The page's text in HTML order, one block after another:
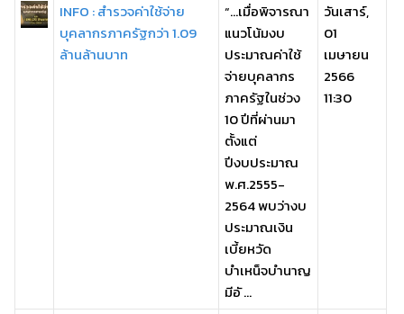
INFO : สำรวจค่าใช้จ่าย
บุคลากรภาครัฐกว่า 1.09
ล้านล้านบาท
“…เมื่อพิจารณา
แนวโน้มงบ
ประมาณค่าใช้
จ่ายบุคลากร
ภาครัฐในช่วง
10 ปีที่ผ่านมา
ตั้งแต่
ปีงบประมาณ
พ.ศ.2555-
2564 พบว่างบ
ประมาณเงิน
เบี้ยหวัด
บำเหน็จบำนาญ
มีอั ...
วันเสาร์,
01
เมษายน
2566
11:30